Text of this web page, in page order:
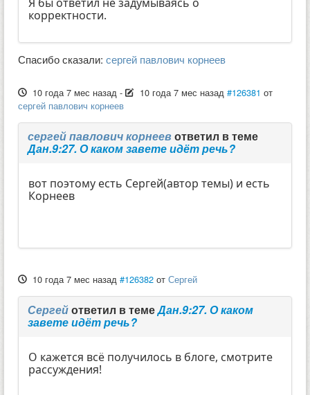
корректности.
Спасибо сказали: сергей павлович корнеев
10 года 7 мес назад - 10 года 7 мес назад #126381 от
сергей павлович корнеев
сергей павлович корнеевответил в теме
Дан.9:27. О каком завете идёт речь?
вот поэтому есть Сергей(автор темы) и есть
Корнеев
10 года 7 мес назад #126382 отСергей
Сергейответил в темеДан.9:27. О каком
завете идёт речь?
О кажется всё получилось в блоге, смотрите
рассуждения!